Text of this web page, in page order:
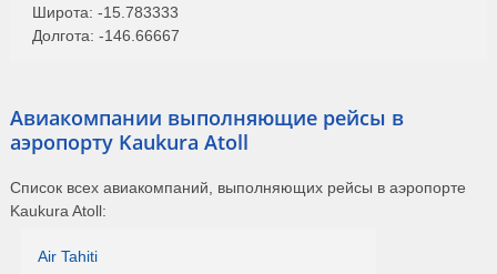
Широта: -15.783333
Долгота: -146.66667
Авиакомпании выполняющие рейсы в
аэропорту Kaukura Atoll
Список всех авиакомпаний, выполняющих рейсы в аэропорте
Kaukura Atoll:
Air Tahiti